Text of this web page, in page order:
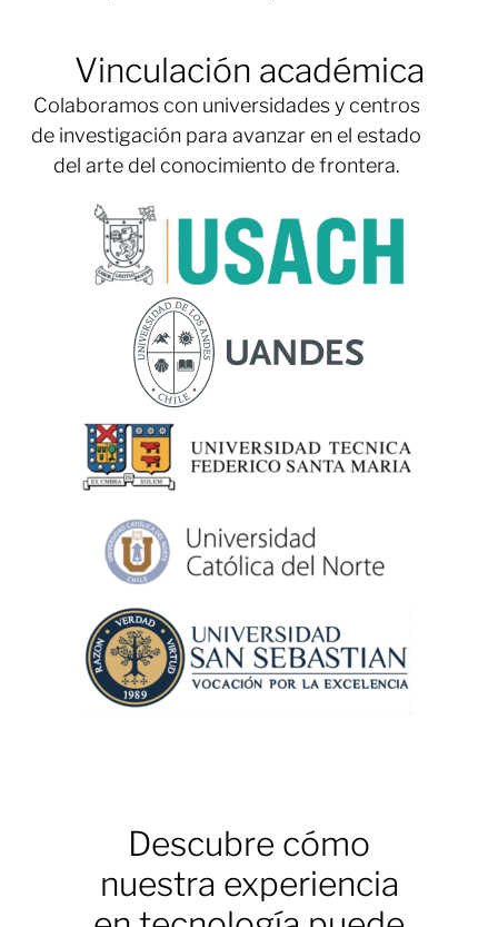
Vinculación académica
Colaboramos con universidades y centros
de investigación para avanzar en el estado
del arte del conocimiento de frontera.
Descubre cómo
nuestra experiencia